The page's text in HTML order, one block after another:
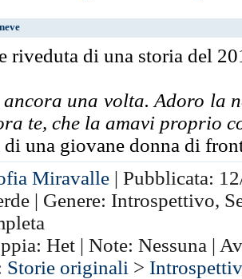
riveduta di una storia del
una volta. Adoro la
te, che la amavi proprio
una giovane donna di
Miravalle | Pubblicata:
| Genere: Introspettivo,
Het | Note: Nessuna |
Storie originali >